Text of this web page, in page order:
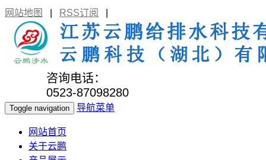
网站地图 RSS订阅
咨询电话：
0523-87098280
Toggle navigation 导航菜单
网站首页
关于云鹏